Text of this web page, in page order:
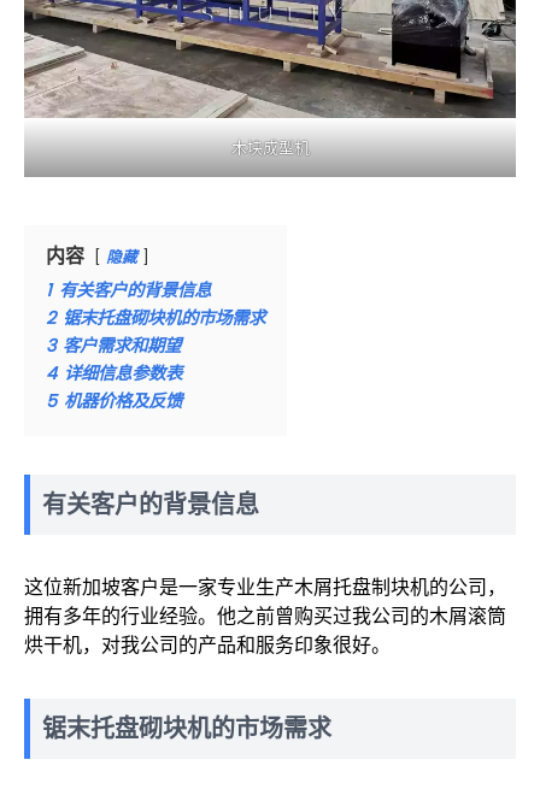
木块成型机
内容 隐藏
1 有关客户的背景信息
2 锯末托盘砌块机的市场需求
3 客户需求和期望
4 详细信息参数表
5 机器价格及反馈
有关客户的背景信息
这位新加坡客户是一家专业生产木屑托盘制块机的公司，
拥有多年的行业经验。他之前曾购买过我公司的木屑滚筒
烘干机，对我公司的产品和服务印象很好。
锯末托盘砌块机的市场需求